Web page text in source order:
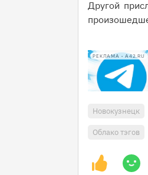
Другой
РЕКЛАМА • A42.RU
Новокузнецк
Облако тэгов